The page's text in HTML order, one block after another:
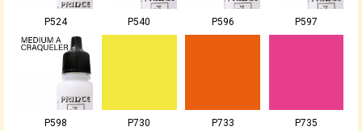
P524 P540 P596 P597
P598 P730 P733 P735